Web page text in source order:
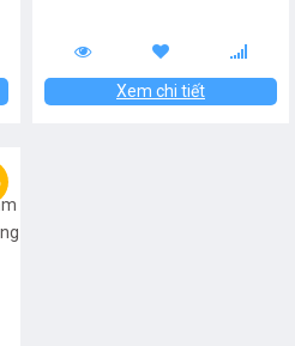
Xem chi tiết